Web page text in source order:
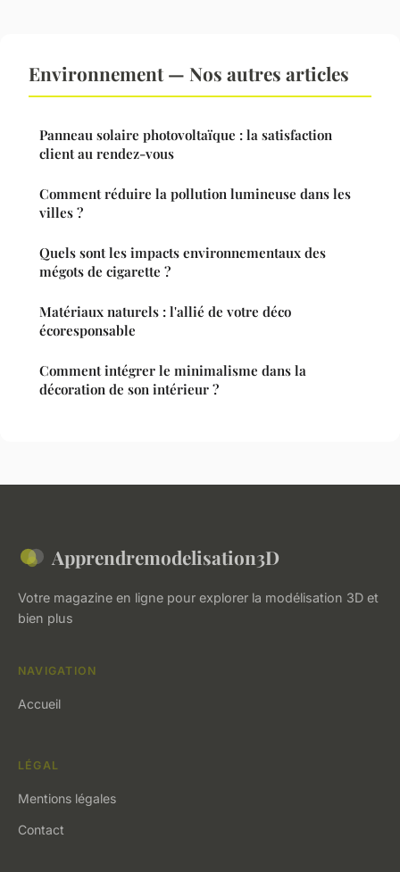
Environnement — Nos autres articles
Panneau solaire photovoltaïque : la satisfaction
client au rendez-vous
Comment réduire la pollution lumineuse dans les
villes ?
Quels sont les impacts environnementaux des
mégots de cigarette ?
Matériaux naturels : l'allié de votre déco
écoresponsable
Comment intégrer le minimalisme dans la
décoration de son intérieur ?
Apprendremodelisation3D
Votre magazine en ligne pour explorer la modélisation 3D et
bien plus
NAVIGATION
Accueil
LÉGAL
Mentions légales
Contact